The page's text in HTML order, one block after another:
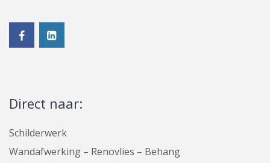
Direct naar:
Schilderwerk
Wandafwerking – Renovlies – Behang